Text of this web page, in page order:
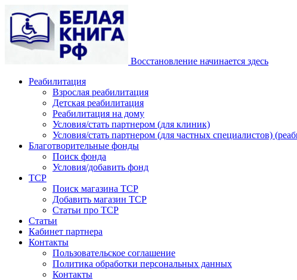
Восстановление начинается здесь
Реабилитация
Взрослая реабилитация
Детская реабилитация
Реабилитация на дому
Условия/стать партнером (для клиник)
Условия/стать партнером (для частных специалистов)
Благотворительные фонды
Поиск фонда
Условия/добавить фонд
ТСР
Поиск магазина ТСР
Добавить магазин ТСР
Статьи про ТСР
Статьи
Кабинет партнера
Контакты
Пользовательское соглашение
Политика обработки персональных данных
Контакты